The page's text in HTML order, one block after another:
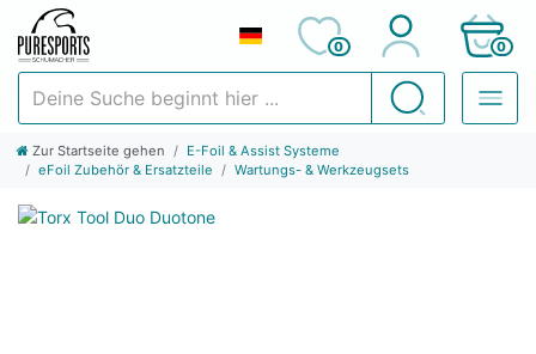
Suchen
0 0
Zur Startseite gehen
E-Foil & Assist Systeme
eFoil Zubehör & Ersatzteile
Wartungs- & Werkzeugsets